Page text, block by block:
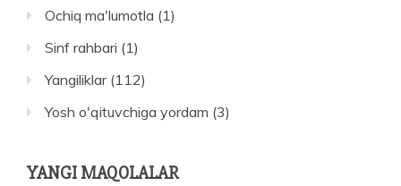
Ochiq ma'lumotla (1)
Sinf rahbari (1)
Yangiliklar(112)
Yosh o'qituvchiga yordam (3)
YANGI MAQOLALAR